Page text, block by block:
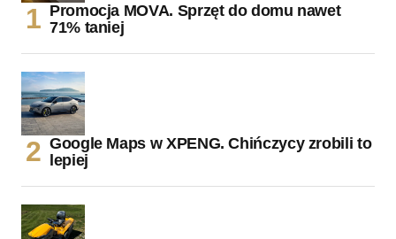
Promocja MOVA. Sprzęt do domu nawet
71% taniej
Google Maps w XPENG. Chińczycy zrobili to
lepiej